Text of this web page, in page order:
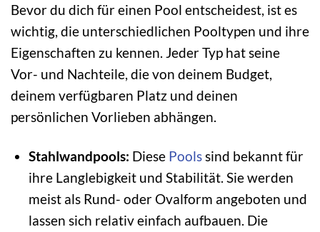
Bevor du dich für einen Pool entscheidest, ist es
wichtig, die unterschiedlichen Pooltypen und ihre
Eigenschaften zu kennen. Jeder Typ hat seine
Vor- und Nachteile, die von deinem Budget,
deinem verfügbaren Platz und deinen
persönlichen Vorlieben abhängen.
Stahlwandpools: Diese Poolssind bekannt für
ihre Langlebigkeit und Stabilität. Sie werden
meist als Rund- oder Ovalform angeboten und
lassen sich relativ einfach aufbauen. Die